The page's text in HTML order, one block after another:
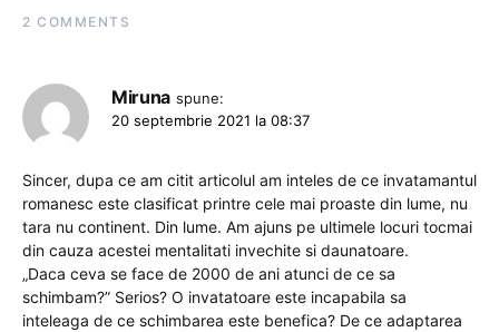
2 COMMENTS
Miruna spune:
20 septembrie 2021 la 08:37
Sincer, dupa ce am citit articolul am inteles de ce invatamantul
romanesc este clasificat printre cele mai proaste din lume, nu
tara nu continent. Din lume. Am ajuns pe ultimele locuri tocmai
din cauza acestei mentalitati invechite si daunatoare.
„Daca ceva se face de 2000 de ani atunci de ce sa
schimbam?” Serios? O invatatoare este incapabila sa
inteleaga de ce schimbarea este benefica? De ce adaptarea